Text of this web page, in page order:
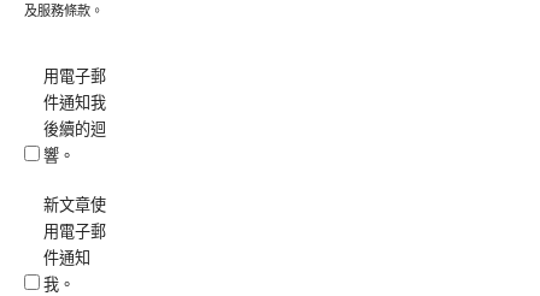
及服務條款 。
用電子郵
件通知我
後續的迴
響。
新文章使
用電子郵
件通知
我。